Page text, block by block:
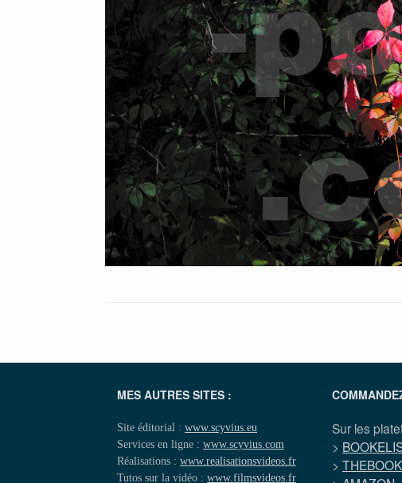
MES AUTRES SITES :
Site éditorial : www.scyvius.eu
Services en ligne : www.scyvius.com
Réalisations : www.realisationsvideos.fr
Tutos sur la vidéo : www.filmsvideos.fr
Sur les
>
>